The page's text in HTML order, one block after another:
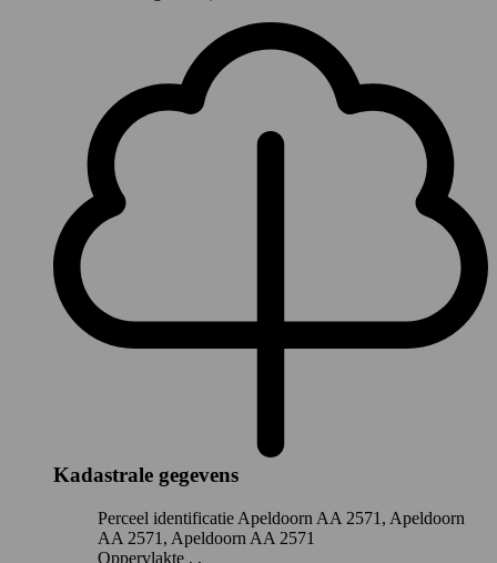
Kadastrale gegevens
Perceel identificatie Apeldoorn AA 2571, Apeldoorn
AA 2571, Apeldoorn AA 2571
Oppervlakte , ,